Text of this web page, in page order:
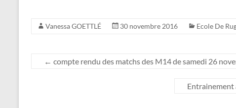
Vanessa GOETTLÉ 30 novembre 2016 Ecole De
← compte rendu des matchs des M14 de samedi 26
Entrainement